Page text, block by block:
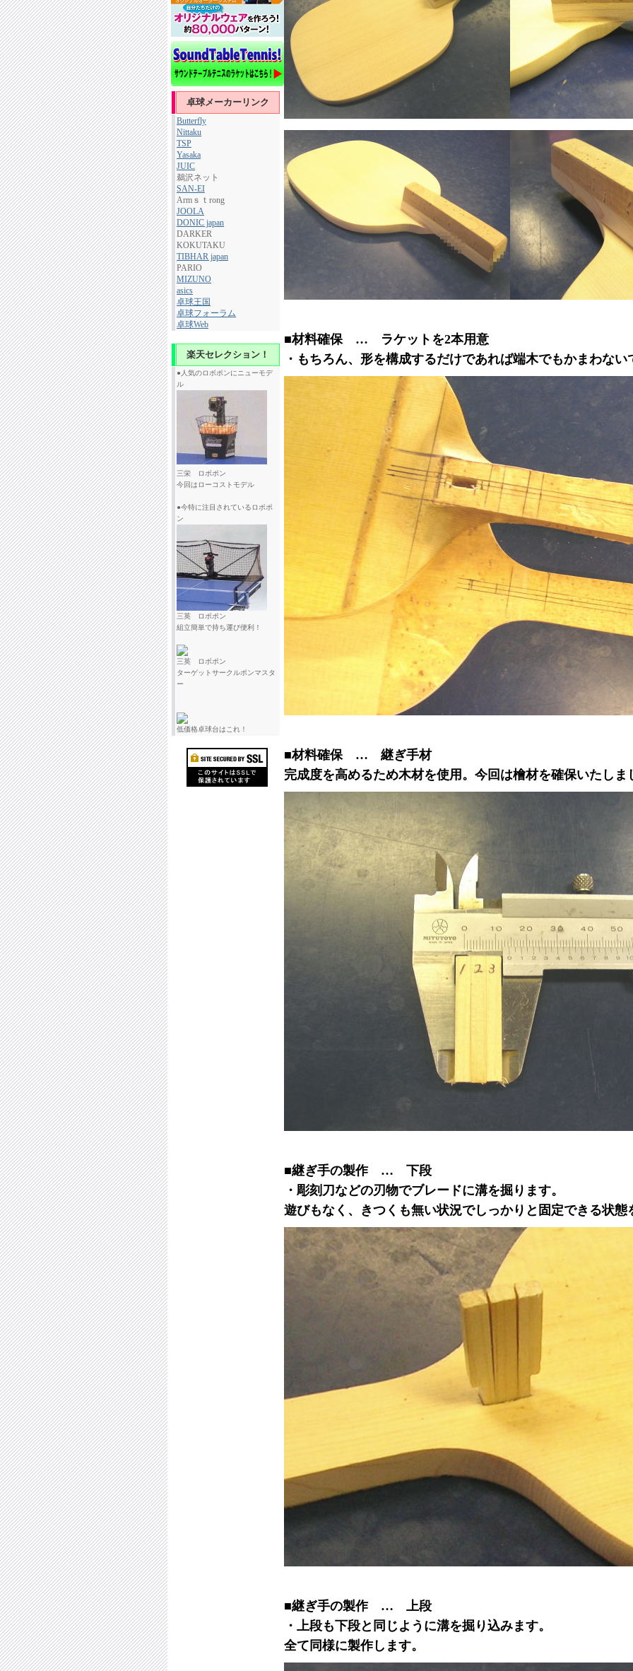
卓球メーカーリンク
Butterfly
Nittaku
TSP
Yasaka
JUIC
鵜沢ネット
SAN-EI
Armｓｔrong
JOOLA
DONIC japan
DARKER
KOKUTAKU
TIBHAR japan
PARIO
MIZUNO
asics
卓球王国
卓球フォーラム
卓球Web
楽天セレクション！
●人気のロボポンにニューモデ
ル
三栄 ロボポン
今回はローコストモデル
●今特に注目されているロボポ
ン
三英 ロボポン
組立簡単で持ち運び便利！
三英 ロボポン
ターゲットサークルポンマスタ
ー
低価格卓球台はこれ！
■材料確保 … ラケットを2本用意
・もちろん、形を構成するだけであれば端木でもかまわない
■材料確保 … 継ぎ手材
完成度を高めるため木材を使用。今回は檜材を確保いたしま
■継ぎ手の製作 … 下段
・彫刻刀などの刃物でブレードに溝を掘ります。
遊びもなく、きつくも無い状況でしっかりと固定できる状態
■継ぎ手の製作 … 上段
・上段も下段と同じように溝を掘り込みます。
全て同様に製作します。